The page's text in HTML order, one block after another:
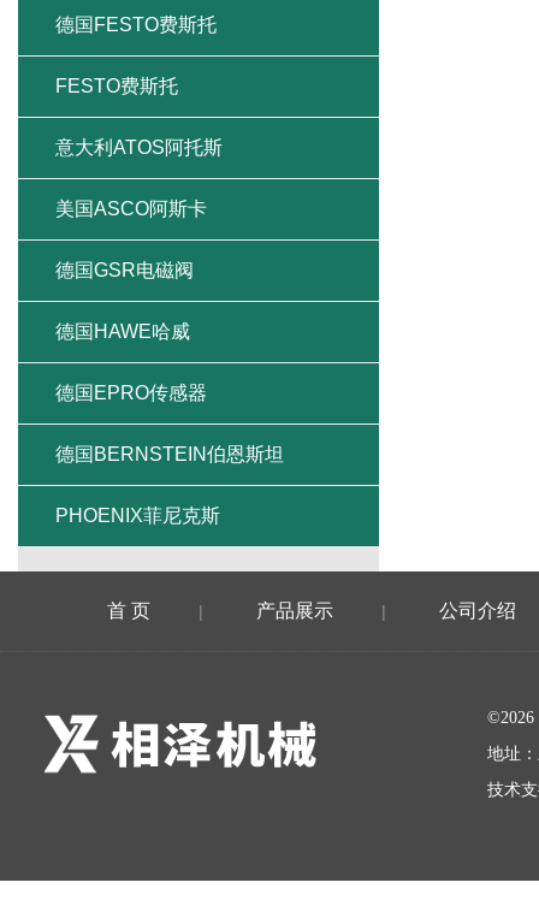
德国FESTO费斯托
FESTO费斯托
意大利ATOS阿托斯
美国ASCO阿斯卡
德国GSR电磁阀
德国HAWE哈威
德国EPRO传感器
德国BERNSTEIN伯恩斯坦
PHOENIX菲尼克斯
首 页 | 产品展示 | 公司介绍
地址
技术